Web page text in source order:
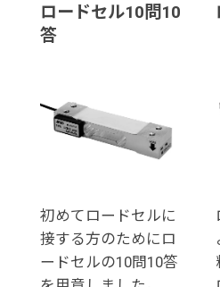
ロードセル10問10
答
初めてロードセルに
接する方のためにロ
ードセルの10問10答